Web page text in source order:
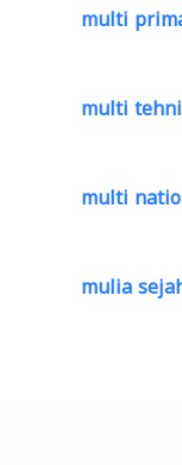
multi
multi
multi
mulia